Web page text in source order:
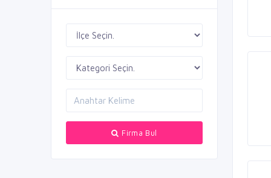
Firma Bul